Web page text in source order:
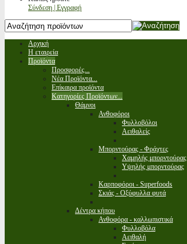
Σύνδεση | Εγγραφή
Αρχική
Η εταιρεία
Προϊόντα
Προσφορές...
Νέα Προϊόντα...
Επίκαιρα προϊόντα
Κατηγορίες Προϊόντων...
Θάμνοι
Ανθοφόροι
Φυλλοβόλοι
Αειθαλείς
Μπορντούρας - Φράχτες
Χαμηλής μπορντούρας
Υψηλής μπορντούρας
Καρποφόροι - Superfoods
Σκιάς - Οξύφυλλα φυτά
Δέντρα κήπου
Ανθοφόρα - καλλωπιστικά
Φυλλοβόλα
Αειθαλή